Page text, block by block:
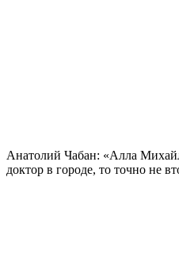
Анатолий Чабан: «Алла
доктор в городе, то точно не